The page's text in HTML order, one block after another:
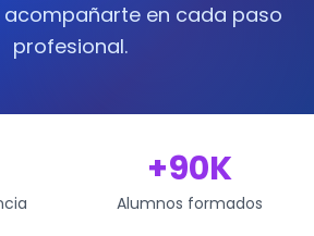
en cada paso
profesional.
+90K
Alumnos formados